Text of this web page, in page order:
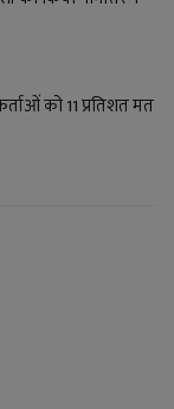
को 11 प्रतिशत मत